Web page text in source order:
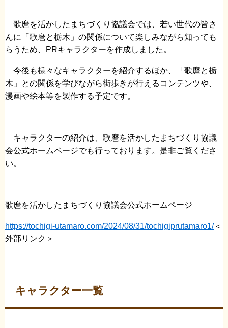
歌麿を活かしたまちづくり協議会では、若い世代の皆さ
んに「歌麿と栃木」の関係について楽しみながら知っても
らうため、PRキャラクターを作成しました。
今後も様々なキャラクターを紹介するほか、「歌麿と栃
木」との関係を学びながら街歩きが行えるコンテンツや、
漫画や絵本等を製作する予定です。
キャラクターの紹介は、歌麿を活かしたまちづくり協議
会公式ホームページでも行っております。是非ご覧くださ
い。
歌麿を活かしたまちづくり協議会公式ホームページ
https://tochigi-utamaro.com/2024/08/31/tochigiprutamaro1/＜
外部リンク＞
キャラクター一覧